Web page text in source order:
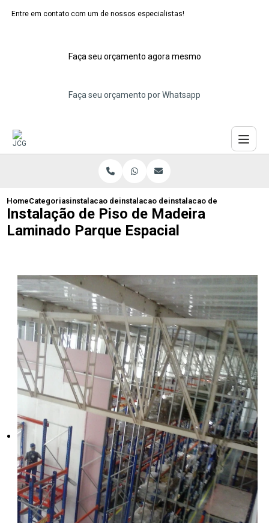
Entre em contato com um de nossos especialistas!
Faça seu orçamento agora mesmo
Faça seu orçamento por Whatsapp
HomeCategoriasinstalacao de pisos laminados
instalacao de piso laminado
instalacao de piso de
Instalação de Piso de Madeira
Laminado Parque Espacial